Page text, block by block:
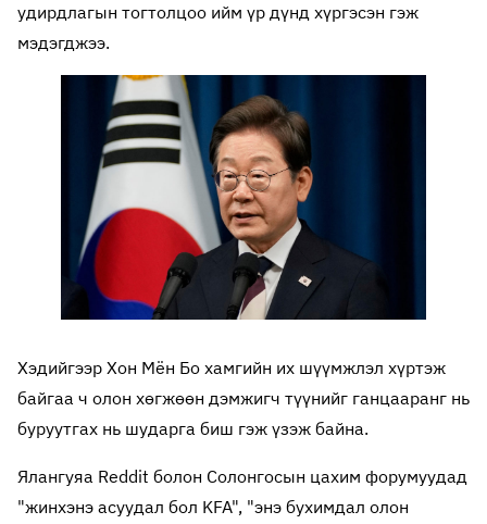
удирдлагын тогтолцоо ийм үр дүнд хүргэсэн гэж
мэдэгджээ.
Хэдийгээр Хон Мён Бо хамгийн их шүүмжлэл хүртэж
байгаа ч олон хөгжөөн дэмжигч түүнийг ганцааранг нь
буруутгах нь шударга биш гэж үзэж байна.
Ялангуяа Reddit болон Солонгосын цахим форумуудад
"жинхэнэ асуудал бол KFA", "энэ бухимдал олон